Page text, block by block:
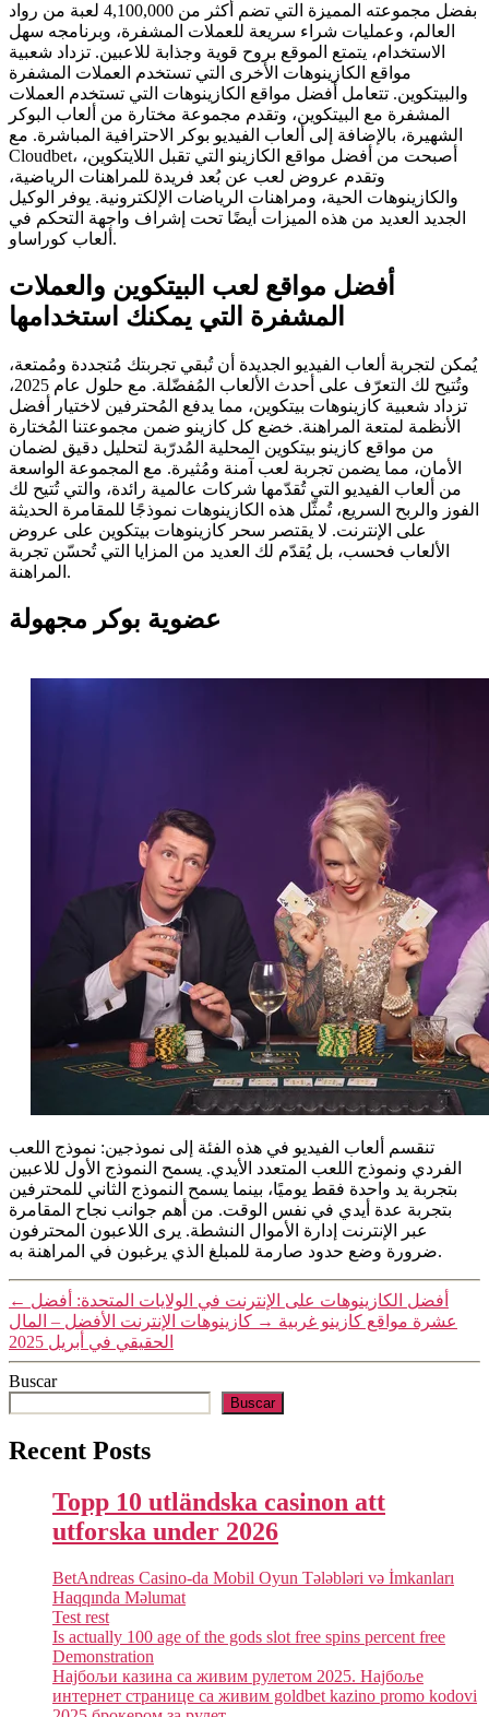
بفضل مجموعته المميزة التي تضم أكثر من 4,100,000 لعبة من رواد
العالم، وعمليات شراء سريعة للعملات المشفرة، وبرنامجه سهل
الاستخدام، يتمتع الموقع بروح قوية وجذابة للاعبين. تزداد شعبية
مواقع الكازينوهات الأخرى التي تستخدم العملات المشفرة
والبيتكوين. تتعامل أفضل مواقع الكازينوهات التي تستخدم العملات
المشفرة مع البيتكوين، وتقدم مجموعة مختارة من ألعاب البوكر
الشهيرة، بالإضافة إلى ألعاب الفيديو بوكر الاحترافية المباشرة. مع
Cloudbet، أصبحت من أفضل مواقع الكازينو التي تقبل اللايتكوين،
وتقدم عروض لعب عن بُعد فريدة للمراهنات الرياضية،
والكازينوهات الحية، ومراهنات الرياضات الإلكترونية. يوفر الوكيل
الجديد العديد من هذه الميزات أيضًا تحت إشراف واجهة التحكم في
ألعاب كوراساو.
أفضل مواقع لعب البيتكوين والعملات
المشفرة التي يمكنك استخدامها
يُمكن لتجربة ألعاب الفيديو الجديدة أن تُبقي تجربتك مُتجددة ومُمتعة،
وتُتيح لك التعرّف على أحدث الألعاب المُفضّلة. مع حلول عام 2025،
تزداد شعبية كازينوهات بيتكوين، مما يدفع المُحترفين لاختيار أفضل
الأنظمة لمتعة المراهنة. خضع كل كازينو ضمن مجموعتنا المُختارة
من مواقع كازينو بيتكوين المحلية المُدرّبة لتحليل دقيق لضمان
الأمان، مما يضمن تجربة لعب آمنة ومُثيرة. مع المجموعة الواسعة
من ألعاب الفيديو التي تُقدّمها شركات عالمية رائدة، والتي تُتيح لك
الفوز والربح السريع، تُمثّل هذه الكازينوهات نموذجًا للمقامرة الحديثة
على الإنترنت. لا يقتصر سحر كازينوهات بيتكوين على عروض
الألعاب فحسب، بل يُقدّم لك العديد من المزايا التي تُحسّن تجربة
المراهنة.
عضوية بوكر مجهولة
تنقسم ألعاب الفيديو في هذه الفئة إلى نموذجين: نموذج اللعب
الفردي ونموذج اللعب المتعدد الأيدي. يسمح النموذج الأول للاعبين
بتجربة يد واحدة فقط يوميًا، بينما يسمح النموذج الثاني للمحترفين
بتجربة عدة أيدي في نفس الوقت. من أهم جوانب نجاح المقامرة
عبر الإنترنت إدارة الأموال النشطة. يرى اللاعبون المحترفون
ضرورة وضع حدود صارمة للمبلغ الذي يرغبون في المراهنة به.
← أفضل الكازينوهات على الإنترنت في الولايات المتحدة: أفضل
عشرة مواقع كازينو غربية → كازينوهات الإنترنت الأفضل – المال
الحقيقي في أبريل 2025
Buscar
Buscar
Recent Posts
Topp 10 utländska casinon att
utforska under 2026
BetAndreas Casino-da Mobil Oyun Tələbləri və İmkanları
Haqqında Məlumat
Test rest
Is actually 100 age of the gods slot free spins percent free
Demonstration
Најбољи казина са живим рулетом 2025. Најбоље
интернет странице са живим goldbet kazino promo kodovi